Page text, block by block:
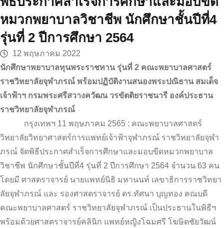
หมวกพยาบาลวิชาชีพ นักศึกษาชั้นปีที่4
รุ่นที่ 2 ปีการศึกษา 2564
12 พฤษภาคม 2022
นักศึกษาพยาบาลทุนพระราชทาน รุ่นที่ 2 คณะพยาบาลศาสตร์
ราชวิทยาลัยจุฬาภรณ์ พร้อมปฏิบัติงานสนองพระปณิธาน สมเด็จ
เจ้าฟ้าฯ กรมพระศรีสวางควัฒน วรขัตติยราชนารี องค์ประธาน
ราชวิทยาลัยจุฬาภรณ์
กรุงเทพฯ 11 พฤษภาคม 2565 : คณะพยาบาลศาสตร์
วิทยาลัยวิทยาศาสตร์การแพทย์เจ้าฟ้าจุฬาภรณ์ ราชวิทยาลัยจุฬา
ภรณ์ จัดพิธีประกาศสำเร็จการศึกษาและมอบขีดหมวกพยาบาล
วิชาชีพ นักศึกษาชั้นปีที่4 รุ่นที่ 2 ปีการศึกษา 2564 จำนวน 63 คน
โดยมี ศาสตราจารย์ นายแพทย์นิธิ มหานนท์ เลขาธิการราชวิทยา
ลัยจุฬาภรณ์ และ รองศาสตราจารย์ ดร.ทัศนา บุญทอง คณบดี
คณะพยาบาลศาสตร์ ราชวิทยาลัยจุฬาภรณ์ เป็นประธานในพิธีฯ
พร้อมด้วยศาสตราจารย์คลินิก แพทย์หญิงโฉมศรี โฆษิตชัยวัฒน์